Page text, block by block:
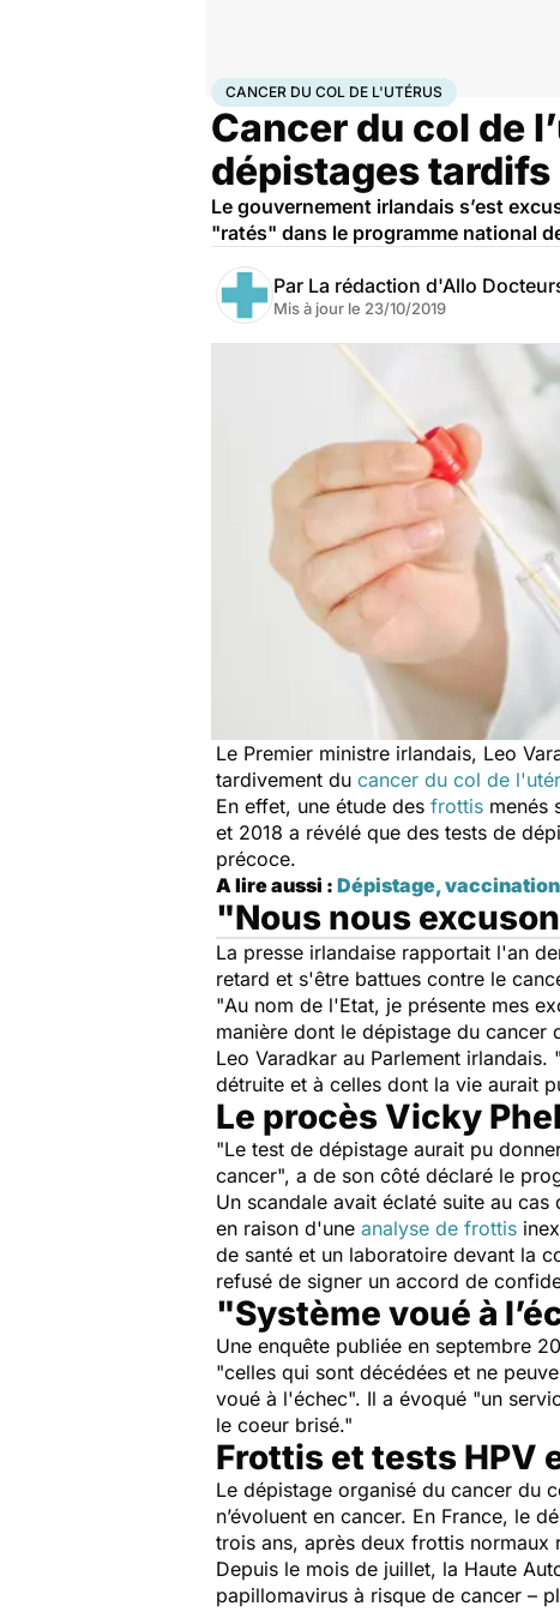
AccueilSantéMaladiesCancerCancer du col de
CANCER DU COL DE L'UTÉRUS
Cancer du col de
dépistages tardifs
Le gouvernement irlandais s’est
"ratés" dans le programme national
Par La rédaction d'Allo
Mis à jour le 23/10/2019
Le Premier ministre irlandais, Leo
tardivement du cancer du col de
En effet, une étude des frottis menés
et 2018 a révélé que des tests de
précoce.
A lire aussi : Dépistage,
"Nous nous
La presse irlandaise rapportait l'an
retard et s'être battues contre le
"Au nom de l'Etat, je présente mes
manière dont le dépistage du cancer
Leo Varadkar au Parlement irlandais. "
détruite et à celles dont la vie aurait
Le procès Vicky
"Le test de dépistage aurait pu
cancer", a de son côté déclaré le
Un scandale avait éclaté suite au
en raison d'une analyse de frottis
de santé et un laboratoire devant la
refusé de signer un accord de
"Système voué à
Une enquête publiée en septembre
"celles qui sont décédées et ne
voué à l'échec". Il a évoqué "un
le coeur brisé."
Frottis et tests HPV
Le dépistage organisé du cancer du
n’évoluent en cancer. En France, le
trois ans, après deux frottis normaux
Depuis le mois de juillet, la Haute
papillomavirus à risque de cancer –